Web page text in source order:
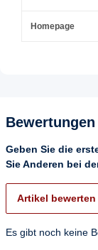
Homepage
Bewertungen
Geben Sie die
Sie Anderen bei
Artikel bewerten
Es gibt noch keine